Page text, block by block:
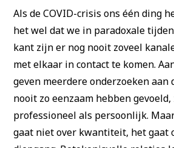
Als de COVID-crisis ons één ding
het wel dat we in paradoxale
kant zijn er nog nooit zoveel
met elkaar in contact te komen.
geven meerdere onderzoeken aan
nooit zo eenzaam hebben gevoeld,
professioneel als persoonlijk.
gaat niet over kwantiteit, het gaat